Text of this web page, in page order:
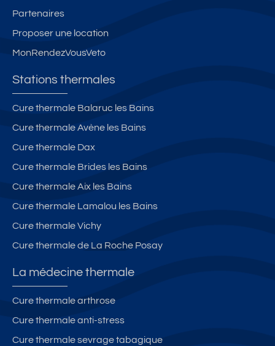
Partenaires
Proposer une location
MonRendezVousVeto
Stations thermales
Cure thermale Balaruc les Bains
Cure thermale Avène les Bains
Cure thermale Dax
Cure thermale Brides les Bains
Cure thermale Aix les Bains
Cure thermale Lamalou les Bains
Cure thermale Vichy
Cure thermale de La Roche Posay
La médecine thermale
Cure thermale arthrose
Cure thermale anti-stress
Cure thermale sevrage tabagique